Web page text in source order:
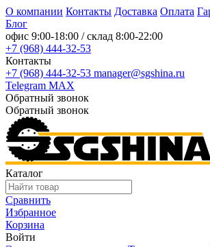
О компании Контакты Доставка Оплата
Блог
офис 9:00-18:00 / склад 8:00-22:00
+7 (968) 444-32-53
Контакты
+7 (968) 444-32-53 manager@sgshina.ru
Telegram MAX
Обратный звонок
Обратный звонок
Каталог
Сравнить
Избранное
Корзина
Войти